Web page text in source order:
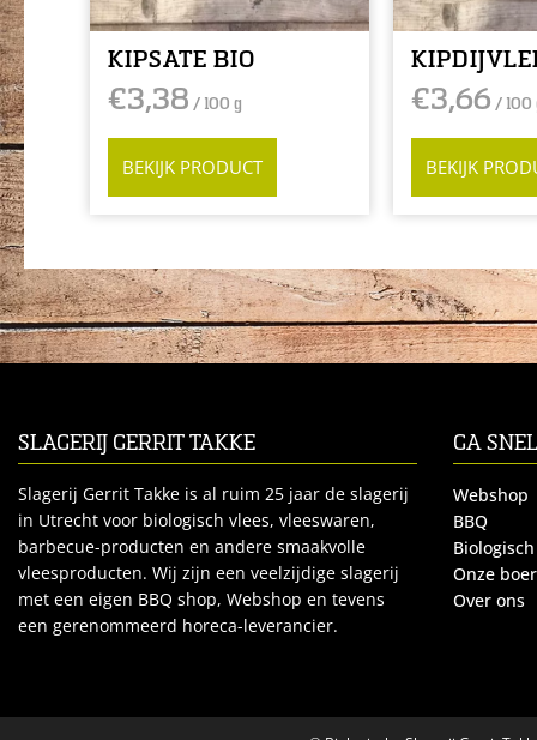
KIPSATE BIO
€3,38 / 100 g
BEKIJK PRODUCT
€3,66 / 100
BEKIJK
SLAGERIJ GERRIT TAKKE
Slagerij Gerrit Takke is al ruim 25 jaar de slagerij
in Utrecht voor biologisch vlees, vleeswaren,
barbecue-producten en andere smaakvolle
vleesproducten. Wij zijn een veelzijdige slagerij
met een eigen BBQ shop, Webshop en tevens
een gerenommeerd horeca-leverancier.
GA
Webshop
BBQ
Onze
Over ons